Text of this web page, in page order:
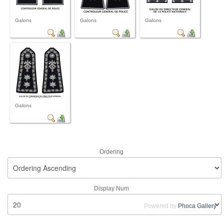
Galons Galons Galons
Galons
Ordering
Display Num
Powered by Phoca Gallery